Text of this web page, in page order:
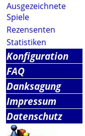
Ausgezeichnete
Spiele
Rezensenten
Statistiken
Konfiguration
FAQ
Danksagung
Impressum
Datenschutz